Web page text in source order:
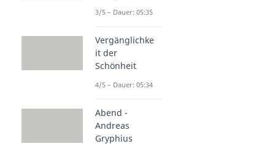
3/5 – Dauer: 05:35
Vergänglichke
it der
Schönheit
4/5 – Dauer: 05:34
Abend -
Andreas
Gryphius